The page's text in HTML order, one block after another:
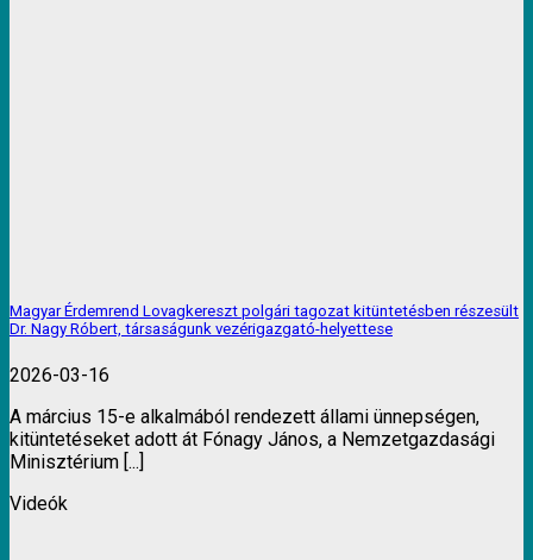
Magyar Érdemrend Lovagkereszt polgári tagozat kitüntetésben részesült
Dr. Nagy Róbert, társaságunk vezérigazgató-helyettese
2026-03-16
A március 15-e alkalmából rendezett állami ünnepségen,
kitüntetéseket adott át Fónagy János, a Nemzetgazdasági
Minisztérium [...]
Videók